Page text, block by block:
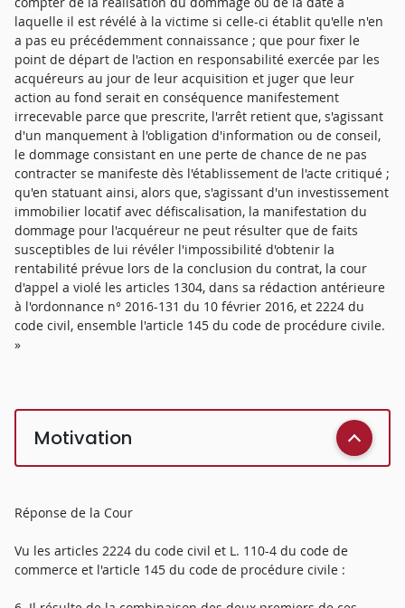
laquelle il est révélé à la victime si celle-ci établit qu'elle n'en
a pas eu précédemment connaissance ; que pour fixer le
point de départ de l'action en responsabilité exercée par les
acquéreurs au jour de leur acquisition et juger que leur
action au fond serait en conséquence manifestement
irrecevable parce que prescrite, l'arrêt retient que, s'agissant
d'un manquement à l'obligation d'information ou de conseil,
le dommage consistant en une perte de chance de ne pas
contracter se manifeste dès l'établissement de l'acte critiqué ;
qu'en statuant ainsi, alors que, s'agissant d'un investissement
immobilier locatif avec défiscalisation, la manifestation du
dommage pour l'acquéreur ne peut résulter que de faits
susceptibles de lui révéler l'impossibilité d'obtenir la
rentabilité prévue lors de la conclusion du contrat, la cour
d'appel a violé les articles 1304, dans sa rédaction antérieure
à l'ordonnance n° 2016-131 du 10 février 2016, et 2224 du
code civil, ensemble l'article 145 du code de procédure civile.
»
Motivation
Réponse de la Cour
Vu les articles 2224 du code civil et L. 110-4 du code de
commerce et l'article 145 du code de procédure civile :